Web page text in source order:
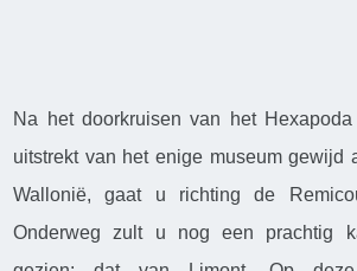
Na het doorkruisen van het
uitstrekt van het enige museum gewijd
Wallonië, gaat u richting de
Onderweg zult u nog een prachtig